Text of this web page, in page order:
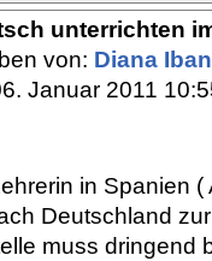
unterrichten
von: Diana
Januar 2011
in Spanien
Deutschland
muss dringend